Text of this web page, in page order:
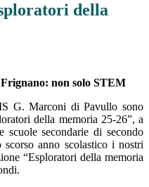
della
non solo STEM
G. Marconi di Pavullo sono
della memoria 25-26”, a
secondarie di secondo
anno scolastico i nostri
“Esploratori della memoria